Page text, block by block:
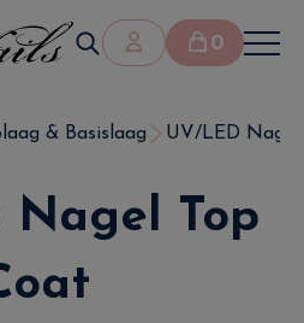
0
& Basislaag UV/LED Nagel
Nagel Top